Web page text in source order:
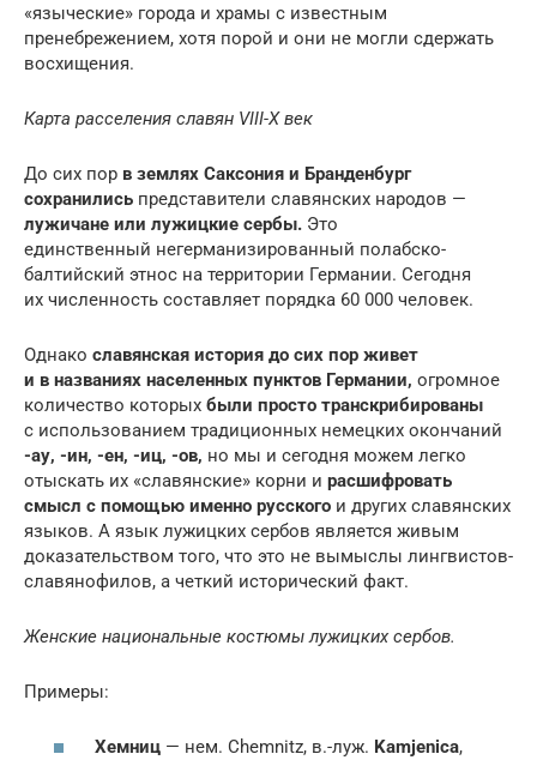
«языческие» города и храмы с известным
пренебрежением, хотя порой и они не могли сдержать
восхищения.
Карта расселения славян VIII-X век
До сих пор в землях Саксония и Бранденбург
сохранились представители славянских народов —
лужичане или лужицкие сербы. Это
единственный негерманизированный полабско-
балтийский этнос на территории Германии. Сегодня
их численность составляет порядка 60 000 человек.
Однако славянская история до сих пор живет
и в названиях населенных пунктов Германии, огромное
количество которых были просто транскрибированы
с использованием традиционных немецких окончаний
-ау, -ин, -ен, -иц, -ов, но мы и сегодня можем легко
отыскать их «славянские» корни и расшифровать
смысл с помощью именно русского и других славянских
языков. А язык лужицких сербов является живым
доказательством того, что это не вымыслы лингвистов-
славянофилов, а четкий исторический факт.
Женские национальные костюмы лужицких сербов.
Примеры:
Хемниц — нем. Chemnitz, в.-луж. Kamjenica,